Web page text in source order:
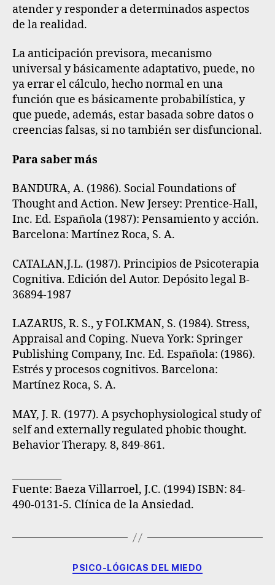
atender y responder a determinados aspectos
de la realidad.
La anticipación previsora, mecanismo
universal y básicamente adaptativo, puede, no
ya errar el cálculo, hecho normal en una
función que es básicamente probabilística, y
que puede, además, estar basada sobre datos o
creencias falsas, si no también ser disfuncional.
Para saber más
BANDURA, A. (1986). Social Foundations of
Thought and Action. New Jersey: Prentice-Hall,
Inc. Ed. Española (1987): Pensamiento y acción.
Barcelona: Martínez Roca, S. A.
CATALAN,J.L. (1987). Principios de Psicoterapia
Cognitiva. Edición del Autor. Depósito legal B-
36894-1987
LAZARUS, R. S., y FOLKMAN, S. (1984). Stress,
Appraisal and Coping. Nueva York: Springer
Publishing Company, Inc. Ed. Española: (1986).
Estrés y procesos cognitivos. Barcelona:
Martínez Roca, S. A.
MAY, J. R. (1977). A psychophysiological study of
self and externally regulated phobic thought.
Behavior Therapy. 8, 849-861.
Fuente: Baeza Villarroel, J.C. (1994) ISBN: 84-
490-0131-5. Clínica de la Ansiedad.
PSICO-LÓGICAS DEL MIEDO